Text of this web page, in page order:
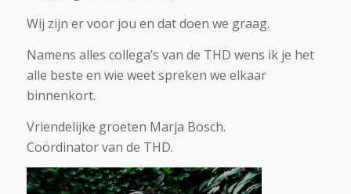
Wij zijn er voor jou en dat doen we graag.
Namens alles collega’s van de THD wens ik je het
alle beste en wie weet spreken we elkaar
binnenkort.
Vriendelijke groeten Marja Bosch.
Coördinator van de THD.